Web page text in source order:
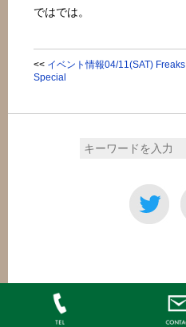
ではでは。
<< イベント情報04/11(SAT)
Special